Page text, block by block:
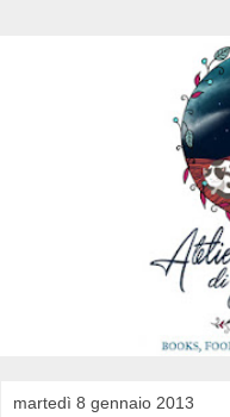
martedì 8 gennaio 2013